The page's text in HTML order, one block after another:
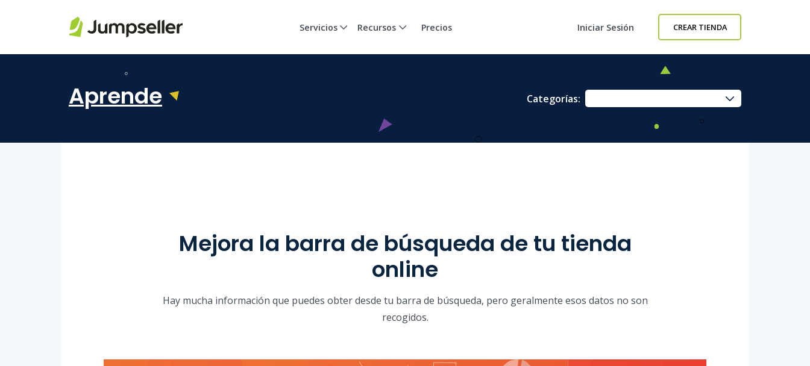
Servicios Recursos Precios Iniciar Sesión CREAR TIENDA
Aprende Categorías:
Mejora la barra de búsqueda de tu tienda
online
Hay mucha información que puedes obter desde tu barra de búsqueda, pero geralmente esos datos no son
recogidos.